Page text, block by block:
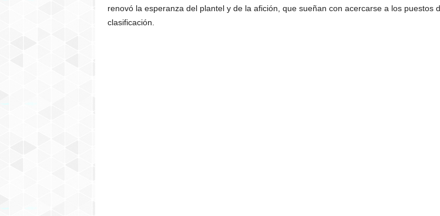
renovó la esperanza del plantel y de la afición, que sueñan con acercarse a los puestos
clasificación.